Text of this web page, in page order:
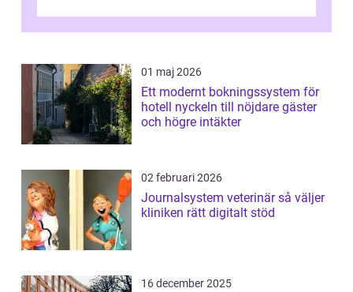
01 maj 2026
Ett modernt bokningssystem för
hotell nyckeln till nöjdare gäster
och högre intäkter
02 februari 2026
Journalsystem veterinär så väljer
kliniken rätt digitalt stöd
16 december 2025